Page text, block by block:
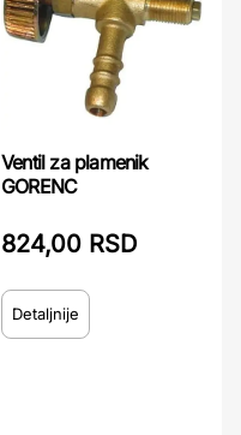
Ventil za plamenik
GORENC
824,00 RSD
Detaljnije